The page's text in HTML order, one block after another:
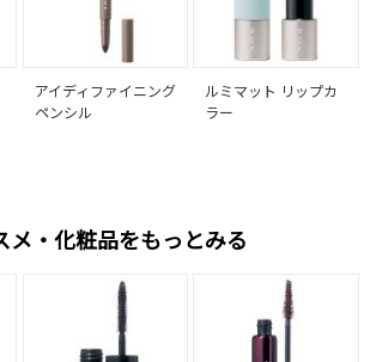
アイディファイニング
ペンシル
ルミマット リップカ
ラー
メ・化粧品をもっとみる